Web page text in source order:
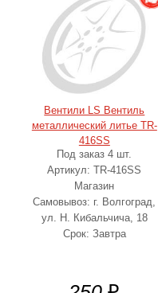
Вентили LS Вентиль
металлический литье TR-
416SS
Под заказ 4 шт.
Артикул: TR-416SS
Магазин
Самовывоз: г. Волгоград,
ул. Н. Кибальчича, 18
Срок: Завтра